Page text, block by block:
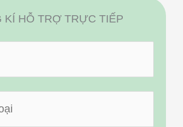
KÍ HỖ TRỢ TRỰC TIẾP